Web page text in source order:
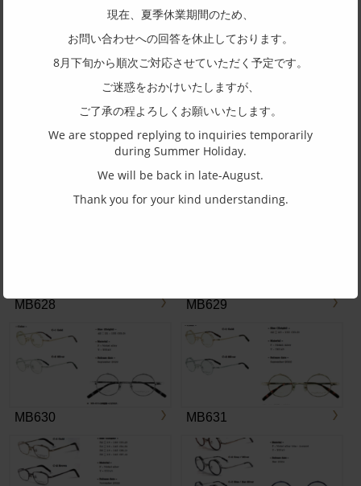
MB623
MB627
MB628 MB629
MB630 MB631
現在、夏季休業期間のため、
お問い合わせへの回答を休止しております。
8月下旬から順次ご対応させていただく予定です。
ご迷惑をおかけいたしますが、
ご了承の程よろしくお願いいたします。
We are stopped replying to inquiries temporarily
during Summer Holiday.
We will be back in late-August.
Thank you for your kind understanding.